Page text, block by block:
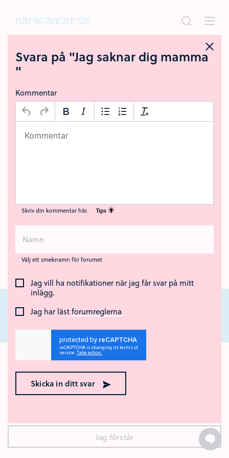
Svara på "Jag saknar dig mamma
"
Kommentar
Skriv din kommentar här. Tips
Välj ett smeknamn för forumet
Jag vill ha notifikationer när jag får svar på mitt
inlägg.
Jag har lästforumreglerna
Skicka in ditt svar
Ok med kakor? 🍪
Den här webbplatsen använder kakor (cookies). Genom att
surfa vidare godkänner du att vi använder kakor.
Jag förstår
Nära Cancer är ett nationellt webbstöd för unga som står nära någon som
har cancer eller som har dött av sjukdomen. Webbstödet drivs av Region
Örebro län och Regionalt cancercentrum Uppsala- Örebro.